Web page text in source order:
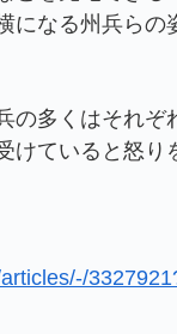
になる州兵ら
多くはそれぞ
けていると怒